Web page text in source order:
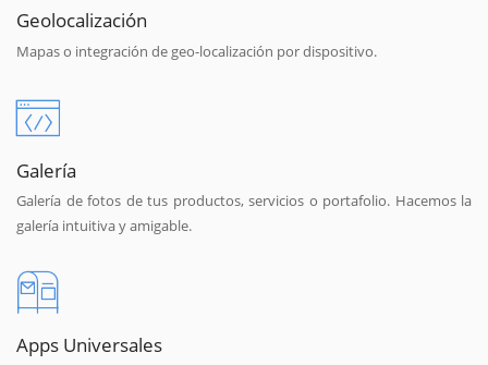
Geolocalización
Mapas o integración de geo-localización por dispositivo.
Galería
Galería de fotos de tus productos, servicios o portafolio. Hacemos la
galería intuitiva y amigable.
Apps Universales